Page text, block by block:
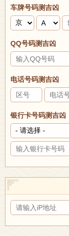
车牌号码测吉凶
QQ号码测吉凶
电话号码测吉凶
银行卡号码测吉凶